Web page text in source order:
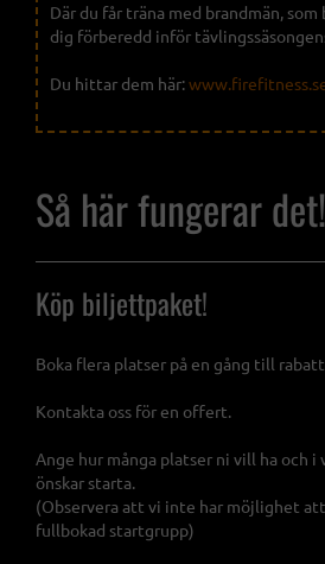
Där du får träna med brandmän, som
dig förberedd inför
Du hittar dem här:
Så här fungerar det!
Köp biljettpaket!
Boka flera platser på en gång till
Kontakta oss för en offert.
Ange hur många platser ni vill ha och
önskar starta.
(Observera att vi inte har möjlighet
fullbokad startgrupp)